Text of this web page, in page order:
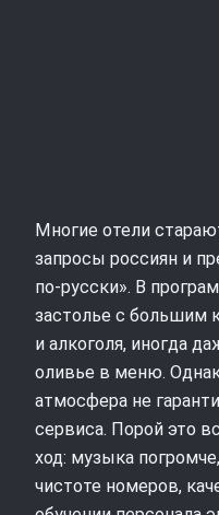
Многие отели
запросы россиян и
по‑русски». В
застолье с большим
и алкоголя, иногда
оливье в меню.
атмосфера не
сервиса. Порой это
ход: музыка
чистоте номеров,